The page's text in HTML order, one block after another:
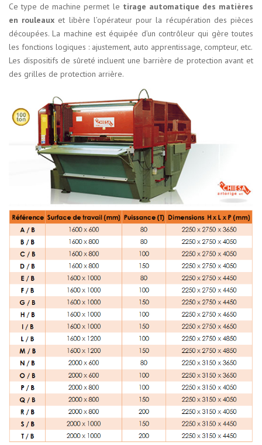
Ce type de machine permet le tirage automatique des matières
en rouleaux et libère l’opérateur pour la récupération des pièces
découpées. La machine est équipée d’un contrôleur qui gère toutes
les fonctions logiques : ajustement, auto apprentissage, compteur, etc.
Les dispositifs de sûreté incluent une barrière de protection avant et
des grilles de protection arrière.